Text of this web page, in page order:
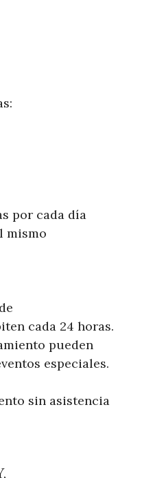
por cada día
mismo
cada 24 horas.
pueden
especiales.
sin asistencia